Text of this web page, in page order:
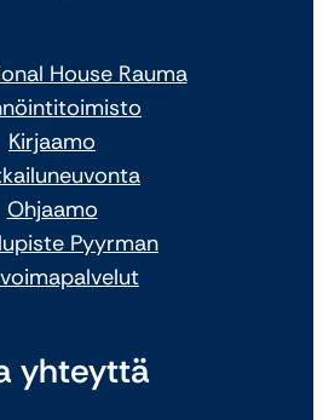
House Rauma
Kirjaamo
Ohjaamo
Pyyrman
yhteyttä